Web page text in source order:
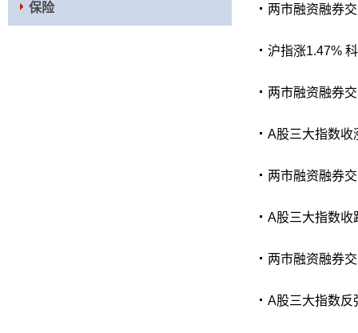
保险 两市融资融券
沪指涨1.47%
两市融资融券
A股三大指数收
两市融资融券
A股三大指数收
两市融资融券
A股三大指数反